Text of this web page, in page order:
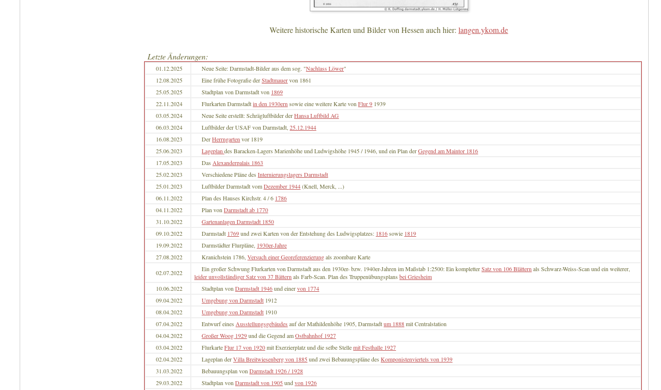
Weitere historische Karten und Bilder von Hessen auch hier:langen.ykom.de
Letzte Änderungen:
01.12.2025 Neue Seite: Darmstadt-Bilder aus dem sog. "Nachlass Löwer"
12.08.2025
Eine frühe Fotografie derStadtmauervon 1861
25.05.2025
Stadtplan von Darmstadt von 1869
22.11.2024
Flurkarten Darmstadtin den 1930ern sowie eine weitere Karte vonFlur 9 1939
03.05.2024
Neue Seite erstellt: Schrägluftbilder derHansa Luftbild AG
06.03.2024
Luftbilder der USAF von Darmstadt,25.12.1944
16.08.2023
DerHerrngarten vor 1819
25.06.2023
Lageplandes Baracken-Lagers Marienhöhe und Ludwigshöhe 1945 / 1946, und ein Plan derGegend am Maintor 1816
17.05.2023
Das Alexanderpalais 1863
25.02.2023
Verschiedene Pläne desInternierungslagers Darmstadt
25.01.2023
Luftbilder Darmstadt vomDezember 1944(Knell, Merck, ...)
06.11.2022
Plan des Hauses Kirchstr. 4 / 6 1786
04.11.2022
Plan vonDarmstadt ab 1770
31.10.2022
Gartenanlagen Darmstadt 1850
09.10.2022
Darmstadt 1769und zwei Karten von der Entstehung des Ludwigsplatzes: 1816sowie 1819
19.09.2022
Darmstädter Flurpläne, 1930er-Jahre
27.08.2022
Kranichstein 1786,Versuch einer Georeferenzierungals zoombare Karte
02.07.2022
Ein großer Schwung Flurkarten von Darmstadt aus den 1930er- bzw. 1940er-Jahren im Maßstab 1:2500: Ein kompletterSatz von 106 Blättern als Schwarz-Weiss-Scan und ein weiterer,
leider unvollständiger Satz von 37 Bättern als Farb-Scan. Plan des Truppenübungsplansbei Griesheim
10.06.2022
Stadtplan vonDarmstadt 1946und einervon 1774
09.04.2022
Umgebung von Darmstadt 1912
08.04.2022
Umgebung von Darmstadt 1910
07.04.2022
Entwurf eines Ausstellungsgebäudes auf der Mathildenhöhe 1905, Darmstadtum 1888mit Centralstation
04.04.2022
Großer Woog 1929und die Gegend amOstbahnhof 1927
03.04.2022
FlurkarteFlur 17 von 1920mit Exerzierplatz und die selbe Stellemit Festhalle 1927
02.04.2022
Lageplan derVilla Breitwiesenberg von 1885und zwei Bebauungspläne desKomponistenviertels von 1939
31.03.2022
Bebauungsplan vonDarmstadt 1926 / 1928
29.03.2022
Stadtplan vonDarmstadt von 1905undvon 1926